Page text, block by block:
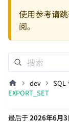
使用参考请
阅。
dev SQL
EXPORT_SET
最后于2026年6月3